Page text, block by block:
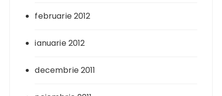
februarie 2012
ianuarie 2012
decembrie 2011